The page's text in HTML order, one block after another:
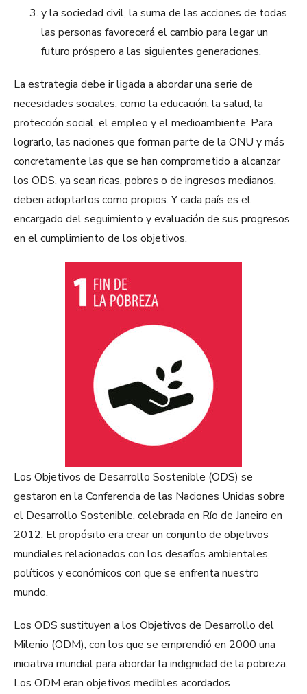
y la sociedad civil, la suma de las acciones de todas
las personas favorecerá el cambio para legar un
futuro próspero a las siguientes generaciones.
La estrategia debe ir ligada a abordar una serie de
necesidades sociales, como la educación, la salud, la
protección social, el empleo y el medioambiente. Para
lograrlo, las naciones que forman parte de la ONU y más
concretamente las que se han comprometido a alcanzar
los ODS, ya sean ricas, pobres o de ingresos medianos,
deben adoptarlos como propios. Y cada país es el
encargado del seguimiento y evaluación de sus progresos
en el cumplimiento de los objetivos.
Los Objetivos de Desarrollo Sostenible (ODS) se
gestaron en la Conferencia de las Naciones Unidas sobre
el Desarrollo Sostenible, celebrada en Río de Janeiro en
2012. El propósito era crear un conjunto de objetivos
mundiales relacionados con los desafíos ambientales,
políticos y económicos con que se enfrenta nuestro
mundo.
Los ODS sustituyen a los Objetivos de Desarrollo del
Milenio (ODM), con los que se emprendió en 2000 una
iniciativa mundial para abordar la indignidad de la pobreza.
Los ODM eran objetivos medibles acordados